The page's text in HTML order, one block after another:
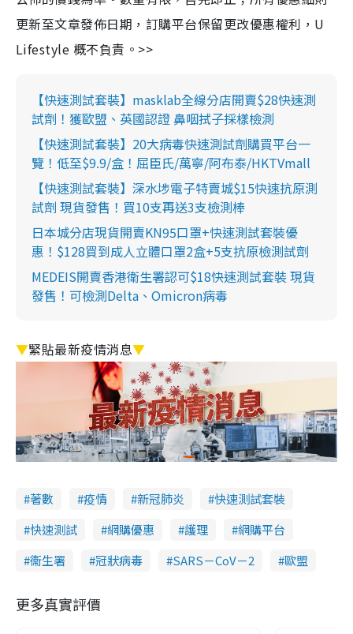
更新至文章發佈日期，訂購平台保留更改優惠權利，U
Lifestyle 概不負責。>>
【快速測試套裝】masklab全線分店開賣$28快速測
試劑！獲歐盟、英國認證 鼻咽拭子採樣檢測
【快速測試套裝】20大病毒快速測試劑購買平台一
覽！低至$9.9/盒！屈臣氏/萬寧/阿布泰/HKTVmall
【快速測試套裝】深水埗電子特賣城$15快速抗原測
試劑 現貨發售！買10支再送3支檢測棒
日本城分店現貨開賣KN95口罩+快速測試套裝優
惠！$128買到成人立體口罩2盒+5支抗原檢測試劑
MEDEIS開賣香港衛生署認可$18快速測試套裝 現貨
發售！可檢測Delta、Omicron病毒
▼緊貼最新疫情消息▼
著數 疫情 新冠肺炎
快速測試套裝
快速測試
網購優惠 護理
網購平台
衞生署
冠狀病毒 SARS－CoV－2 歐盟
更多真實評價